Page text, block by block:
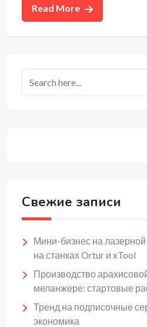
Read More
Свежие записи
Мини-бизнес на
на станках Ortur и xTool
Производство
меланжере: стартовые
Тренд на подписочные
экономика